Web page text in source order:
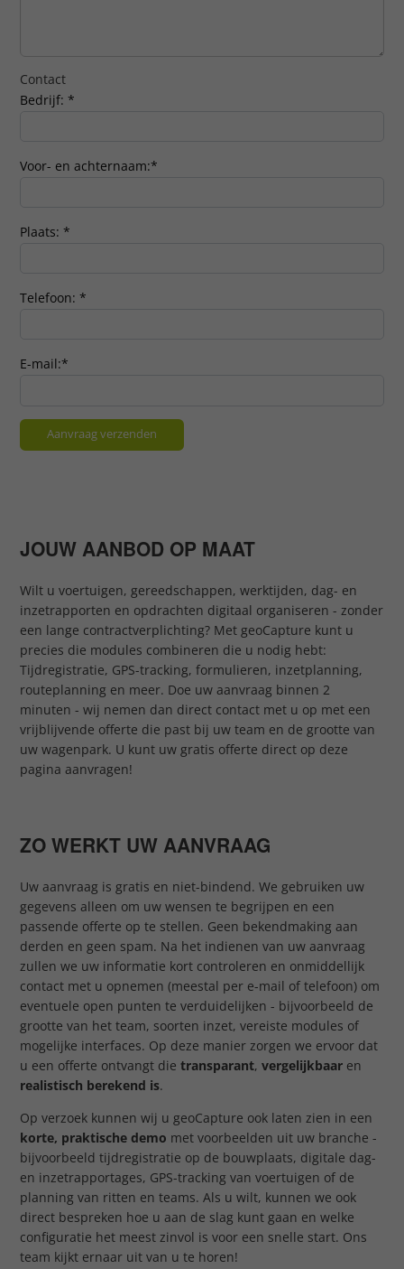
Contact
Bedrijf: *
Voor- en achternaam:*
Plaats: *
Telefoon: *
E-mail:*
JOUW AANBOD OP MAAT
Wilt u voertuigen, gereedschappen, werktijden, dag- en
inzetrapporten en opdrachten digitaal organiseren - zonder
een lange contractverplichting? Met geoCapture kunt u
precies die modules combineren die u nodig hebt:
Tijdregistratie, GPS-tracking, formulieren, inzetplanning,
routeplanning en meer. Doe uw aanvraag binnen 2
minuten - wij nemen dan direct contact met u op met een
vrijblijvende offerte die past bij uw team en de grootte van
uw wagenpark. U kunt uw gratis offerte direct op deze
pagina aanvragen!
ZO WERKT UW AANVRAAG
Uw aanvraag is gratis en niet-bindend. We gebruiken uw
gegevens alleen om uw wensen te begrijpen en een
passende offerte op te stellen. Geen bekendmaking aan
derden en geen spam. Na het indienen van uw aanvraag
zullen we uw informatie kort controleren en onmiddellijk
contact met u opnemen (meestal per e-mail of telefoon) om
eventuele open punten te verduidelijken - bijvoorbeeld de
grootte van het team, soorten inzet, vereiste modules of
mogelijke interfaces. Op deze manier zorgen we ervoor dat
u een offerte ontvangt die transparant, vergelijkbaaren
realistisch berekend is.
Op verzoek kunnen wij u geoCapture ook laten zien in een
korte, praktische demo met voorbeelden uit uw branche -
bijvoorbeeld tijdregistratie op de bouwplaats, digitale dag-
en inzetrapportages, GPS-tracking van voertuigen of de
planning van ritten en teams. Als u wilt, kunnen we ook
direct bespreken hoe u aan de slag kunt gaan en welke
configuratie het meest zinvol is voor een snelle start. Ons
team kijkt ernaar uit van u te horen!